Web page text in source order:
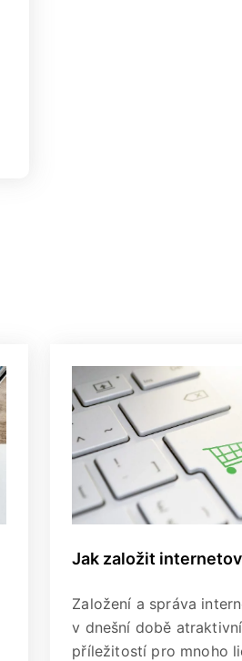
Jak založit
Založení a správa
v dnešní době
příležitostí pro mnoho